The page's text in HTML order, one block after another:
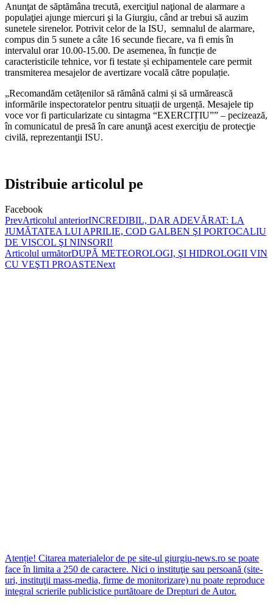
Anunţat de săptămâna trecută, exerciţiul naţional de alarmare a
populaţiei ajunge miercuri şi la Giurgiu, când ar trebui să auzim
sunetele sirenelor. Potrivit celor de la ISU, semnalul de alarmare,
compus din 5 sunete a câte 16 secunde fiecare, va fi emis în
intervalul orar 10.00-15.00. De asemenea, în funcție de
caracteristicile tehnice, vor fi testate și echipamentele care permit
transmiterea mesajelor de avertizare vocală către populație.
„Recomandăm cetățenilor să rămână calmi și să urmărească
informările inspectoratelor pentru situații de urgență. Mesajele tip
voce vor fi particularizate cu sintagma “EXERCIȚIU”” – pecizează,
în comunicatul de presă în care anunţă acest exerciţiu de protecţie
civilă, reprezentanţii ISU.
Distribuie articolul pe
Facebook
PrevArticolul anteriorINCREDIBIL, DAR ADEVĂRAT: LA
JUMĂTATEA LUI APRILIE, COD GALBEN ŞI PORTOCALIU
DE VISCOL ŞI NINSORI!
Articolul următorDUPĂ METEOROLOGI, ŞI HIDROLOGII VIN
CU VEŞTI PROASTENext
Atenție! Citarea materialelor de pe site-ul giurgiu-news.ro se poate
face în limita a 250 de caractere. Nici o instituţie sau persoană (site-
uri, instituţii mass-media, firme de monitorizare) nu poate reproduce
integral scrierile publicistice purtătoare de Drepturi de Autor.